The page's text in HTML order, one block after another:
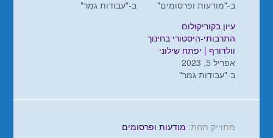
ב-"מודעות ופרסומים"
ב-"עבודות גמר"
עיון בקוריקולום
התרבותי-היסטורי בחינוך
וולדורף | יפתח שילוני
אפריל 5, 2023
ב-"עבודות גמר"
מתוייק תחת: מודעות ופרסומים